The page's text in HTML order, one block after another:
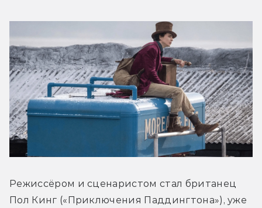
Режиссёром и сценаристом стал британец
Пол Кинг («Приключения Паддингтона»), уже